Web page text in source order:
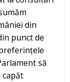
din
punct de
să